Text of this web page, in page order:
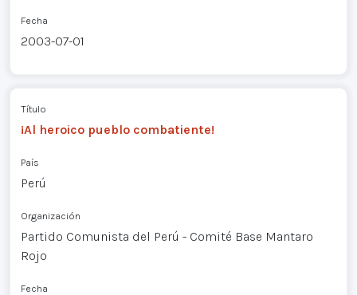
Fecha
2003-07-01
Título
¡Al heroico pueblo combatiente!
País
Perú
Organización
Partido Comunista del Perú - Comité Base Mantaro
Rojo
Fecha